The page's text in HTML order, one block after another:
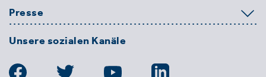
Presse
Unsere sozialen Kanäle